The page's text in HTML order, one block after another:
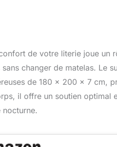
de votre literie joue un
changer de matelas. Le
de 180 x 200 x 7 cm,
il offre un soutien optimal